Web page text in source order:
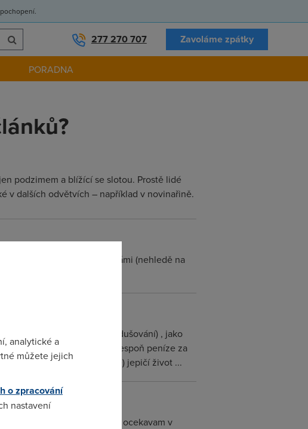
277 270 707 Zavoláme zpátky
PORADNA
podzimem a blížící se slotou. Prostě lidé
v dalších odvětvích – například v novinařině.
uvědomili, co se s nimi/námi (nehledě na
pochopit(ach to zjednodušování) , jako
a co s tím naděláme ? Alespoň peníze za
pozoruji ( možná špatně) jepičí život ...
Casto dle nadpisu ocekavam v
analytické a
můžete jejich
o zpracování
nastavení